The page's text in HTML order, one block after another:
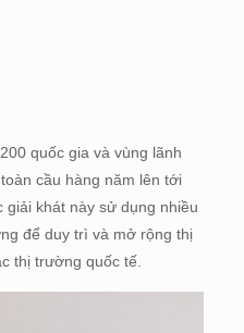
quốc gia và vùng lãnh
cầu hàng năm lên tới
khát này sử dụng nhiều
để duy trì và mở rộng thị
thị trường quốc tế.